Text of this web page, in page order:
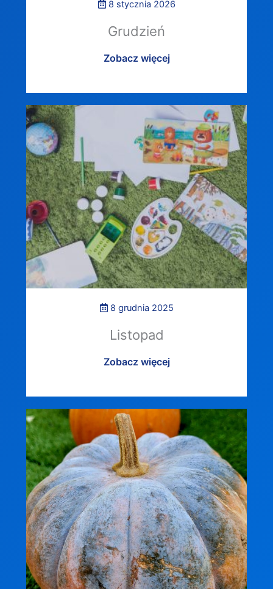
8 stycznia 2026
Grudzień
Zobacz więcej
8 grudnia 2025
Listopad
Zobacz więcej